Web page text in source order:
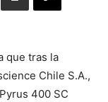
que tras la
Chile S.A.,
400 SC